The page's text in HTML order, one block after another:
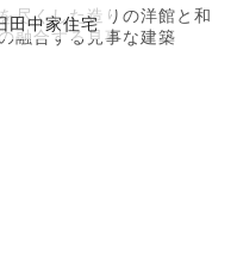
田中家住宅
尽くした造りの洋館と和
融合する見事な建築